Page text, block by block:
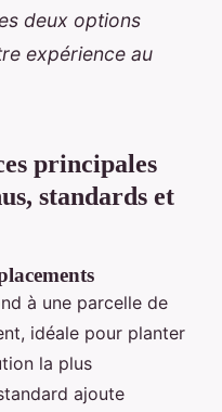
deux options
expérience au
principales
standards et
à une parcelle de
idéale pour planter
la plus
ajoute